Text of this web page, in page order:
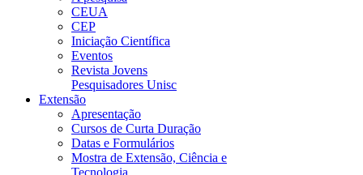
CEUA
CEP
Iniciação Científica
Eventos
Revista Jovens
Pesquisadores Unisc
Extensão
Apresentação
Cursos de Curta Duração
Datas e Formulários
Mostra de Extensão, Ciência e
Tecnologia